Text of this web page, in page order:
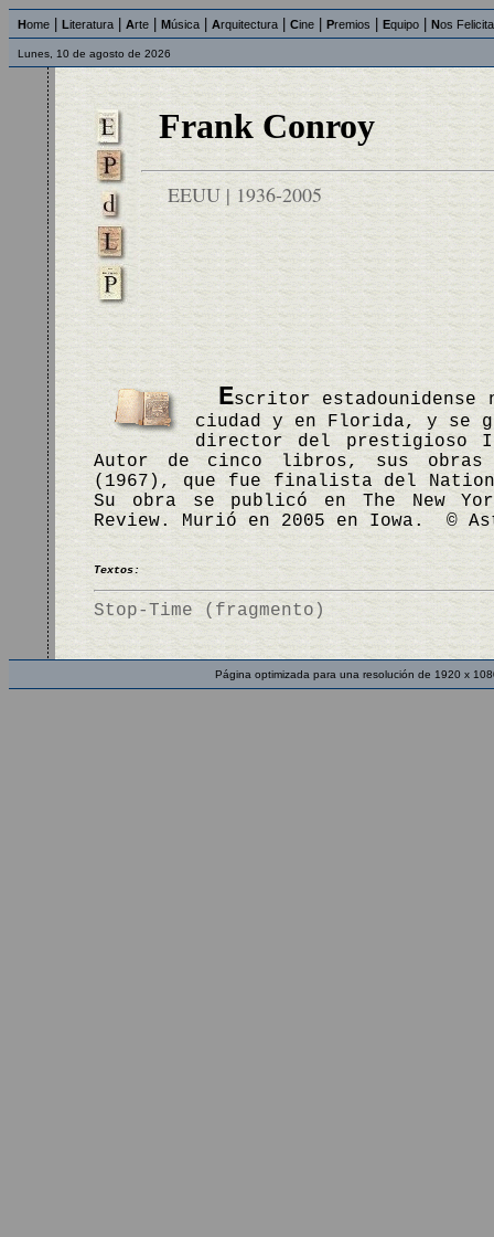
Home Literatura Arte Música Arquitectura Cine Premios Equipo Nos
Lunes, 10 de agosto de 2026
Frank Conroy
EEUU | 1936-2005
Escritor estadounidense
ciudad y en Florida, y se
director del prestigioso
Autor de cinco libros, sus obras
(1967), que fue finalista del
Su obra se publicó en The New
Review. Murió en 2005 en Iowa. ©
Textos:
Stop-Time (fragmento)
Página optimizada para una resolución de 1920 x